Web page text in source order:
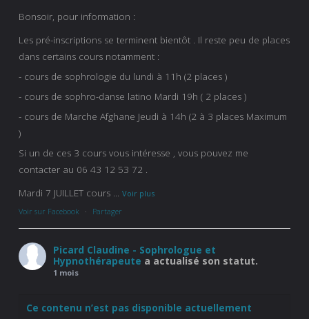
Bonsoir, pour information :
Les pré-inscriptions se terminent bientôt . Il reste peu de places
dans certains cours notamment :
- cours de sophrologie du lundi à 11h (2 places )
- cours de sophro-danse latino Mardi 19h ( 2 places )
- cours de Marche Afghane Jeudi à 14h (2 à 3 places Maximum
)
Si un de ces 3 cours vous intéresse , vous pouvez me
contacter au 06 43 12 53 72 .
Mardi 7 JUILLET cours ... Voir plus
Voir sur Facebook · Partager
Picard Claudine - Sophrologue et
Hypnothérapeute a actualisé son statut.
1 mois
Ce contenu n’est pas disponible actuellement